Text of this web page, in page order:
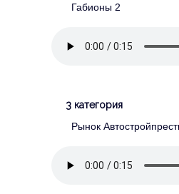
Габионы 2
3 категория
Рынок